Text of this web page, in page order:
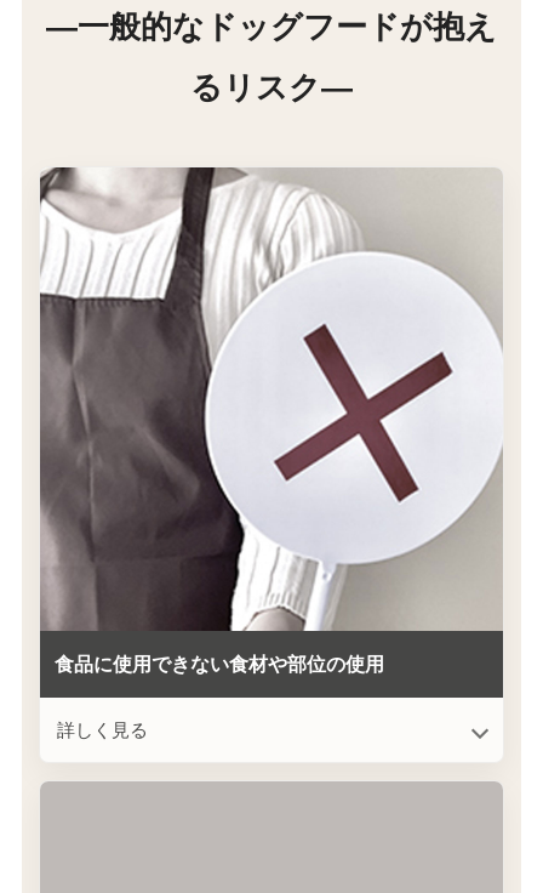
―一般的なドッグフードが抱え
るリスク―
食品に使用できない食材や部位の使用
詳しく見る